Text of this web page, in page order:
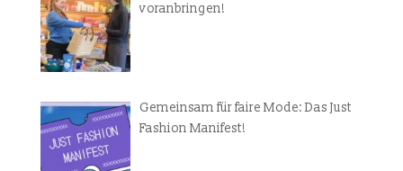
voranbringen!
Gemeinsam für faire Mode: Das Just
Fashion Manifest!